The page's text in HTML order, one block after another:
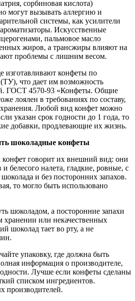
сорбиновая кислота)
могут вызывать аллергию и
системы, как усилители
Искусственные
пальмовое масло
жиров, а трансжиры влияют на
проблемы с лишним весом.
изготавливают конфеты по
что дает им возможность
ГОСТ 4570-93 «Конфеты. Общие
лоялен в требованиях по составу,
хранения. Любой вид конфет можно
указан срок годности до 1 года, то
добавки, продлевающие их жизнь.
шоколадные конфеты
говорит их внешний вид: они
и белесого налета, гладкие, ровные, с
и без посторонних запахов.
то могло быть использовано
шоколадом, а посторонние запахи
хранении или некачественных
шоколад тает во рту, а не
упаковку, где должна быть
информация о производителе,
Лучше если конфеты сделаны
списком ингредиентов.
производителей.